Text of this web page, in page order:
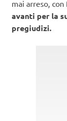
mai arreso,
avanti per la
pregiudizi.